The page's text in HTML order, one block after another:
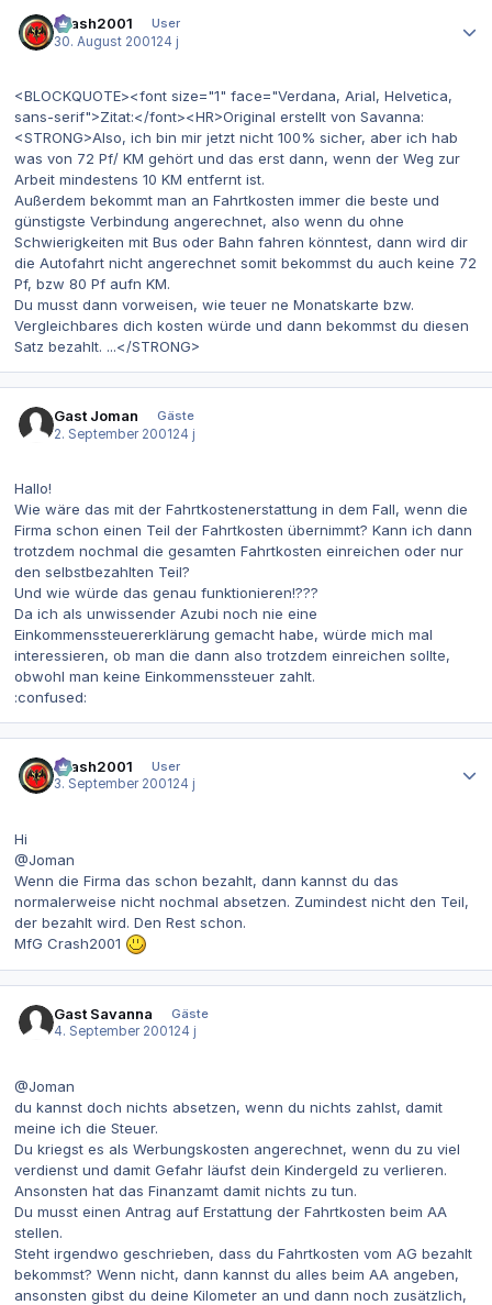
Crash2001
User
30. August 200124 j
<BLOCKQUOTE><font size="1" face="Verdana, Arial, Helvetica,
sans-serif">Zitat:</font><HR>Original erstellt von Savanna:
<STRONG>Also, ich bin mir jetzt nicht 100% sicher, aber ich hab
was von 72 Pf/ KM gehört und das erst dann, wenn der Weg zur
Arbeit mindestens 10 KM entfernt ist.
Außerdem bekommt man an Fahrtkosten immer die beste und
günstigste Verbindung angerechnet, also wenn du ohne
Schwierigkeiten mit Bus oder Bahn fahren könntest, dann wird dir
die Autofahrt nicht angerechnet somit bekommst du auch keine 72
Pf, bzw 80 Pf aufn KM.
Du musst dann vorweisen, wie teuer ne Monatskarte bzw.
Vergleichbares dich kosten würde und dann bekommst du diesen
Satz bezahlt. ...</STRONG>
Gast Joman
Gäste
2. September 200124 j
Hallo!
Wie wäre das mit der Fahrtkostenerstattung in dem Fall, wenn die
Firma schon einen Teil der Fahrtkosten übernimmt? Kann ich dann
trotzdem nochmal die gesamten Fahrtkosten einreichen oder nur
den selbstbezahlten Teil?
Und wie würde das genau funktionieren!???
Da ich als unwissender Azubi noch nie eine
Einkommenssteuererklärung gemacht habe, würde mich mal
interessieren, ob man die dann also trotzdem einreichen sollte,
obwohl man keine Einkommenssteuer zahlt.
:confused:
Crash2001
User
3. September 2001 24 j
Hi
@Joman
Wenn die Firma das schon bezahlt, dann kannst du das
normalerweise nicht nochmal absetzen. Zumindest nicht den Teil,
der bezahlt wird. Den Rest schon.
MfG Crash2001
Gast Savanna
Gäste
4. September 2001 24 j
@Joman
du kannst doch nichts absetzen, wenn du nichts zahlst, damit
meine ich die Steuer.
Du kriegst es als Werbungskosten angerechnet, wenn du zu viel
verdienst und damit Gefahr läufst dein Kindergeld zu verlieren.
Ansonsten hat das Finanzamt damit nichts zu tun.
Du musst einen Antrag auf Erstattung der Fahrtkosten beim AA
stellen.
Steht irgendwo geschrieben, dass du Fahrtkosten vom AG bezahlt
bekommst? Wenn nicht, dann kannst du alles beim AA angeben,
ansonsten gibst du deine Kilometer an und dann noch zusätzlich,